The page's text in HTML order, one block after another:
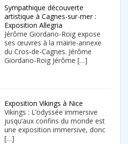
Sympathique découverte
artistique à Cagnes-sur-mer :
Exposition Allegria
Jérôme Giordano-Roig expose
ses œuvres à la mairie-annexe
du Cros-de-Cagnes. Jérôme
Giordano-Roig Jérôme […]
Exposition Vikings à Nice
Vikings : L’odyssée immersive
jusqu’aux confins du monde est
une exposition immersive, donc
[…]